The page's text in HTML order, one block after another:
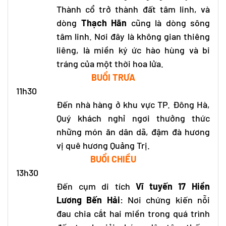
Thành cổ trở thành đất tâm linh, và
dòng Thạch Hãn cũng là dòng sông
tâm linh. Nơi đây là không gian thiêng
liêng, là miền ký ức hào hùng và bi
tráng của một thời hoa lửa.
BUỔI TRƯA
11h30
Đến nhà hàng ở khu vực TP. Đông Hà,
Quý khách nghỉ ngơi thưởng thức
những món ăn dân dã, đậm đà hương
vị quê hương Quảng Trị.
BUỔI CHIỀU
13h30
Đến cụm di tíchVĩ tuyến 17 Hiền
Lương Bến Hải: Nơi chứng kiến nỗi
đau chia cắt hai miền trong quá trình